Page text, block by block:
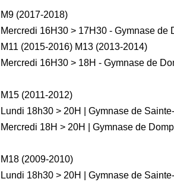
M9 (2017-2018)
Mercredi 16H30 > 17H30 - Gymnase de
M11 (2015-2016) M13 (2013-2014)
Mercredi 16H30 > 18H - Gymnase de
M15 (2011-2012)
Lundi 18h30 > 20H | Gymnase de
Mercredi 18H > 20H | Gymnase de
M18 (2009-2010)
Lundi 18h30 > 20H | Gymnase de